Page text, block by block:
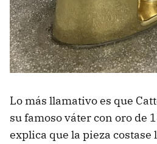
Lo más llamativo es que
su famoso váter con oro de
explica que la pieza costase